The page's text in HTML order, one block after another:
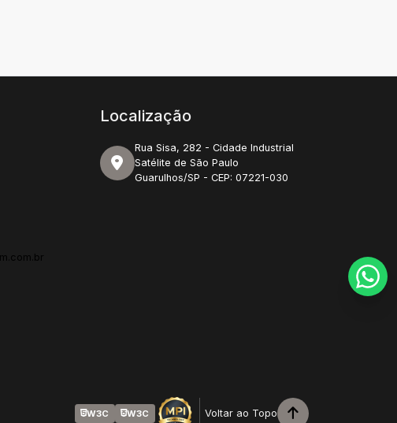
Localização
Rua Sisa, 282 - Cidade Industrial
Satélite de São Paulo
Guarulhos/SP - CEP: 07221-030
W3C W3C Voltar ao Topo